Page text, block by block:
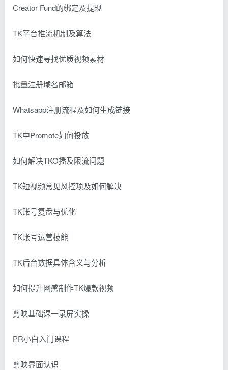
Creator Fund的绑定及提现
TK平台推流机制及算法
如何快速寻找优质视频素材
批量注册域名邮箱
Whatsapp注册流程及如何生成链接
TK中Promote如何投放
如何解决TKO播及限流问题
TK短视频常见风控项及如何解决
TK账号复盘与优化
TK账号运营技能
TK后台数据具体含义与分析
如何提升网感制作TK爆款视频
剪映基础课一录屏实操
PR小白入门课程
剪映界面认识